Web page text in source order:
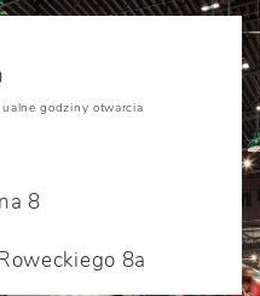
godziny otwarcia
8
8a